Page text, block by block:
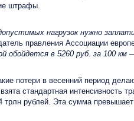
штрафы.
нагрузок нужно
правления Ассоциации
обойдется в 5260 руб. за 100
потери в весенний период
стандартная интенсивность
трлн рублей. Эта сумма